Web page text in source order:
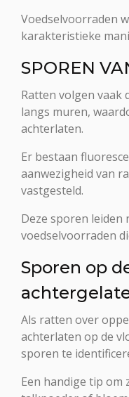
Voedselvoorraden
karakteristieke
SPOREN
Ratten volgen vaak
langs muren,
achterlaten.
Er bestaan
aanwezigheid van
vastgesteld.
Deze sporen leiden
voedselvoorraden
Sporen op
Als ratten over
achterlaten op de
sporen te
Een handige tip om